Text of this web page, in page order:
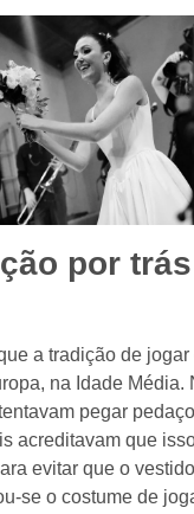
por
a tradição de jogar
na Idade Média.
pegar
acreditavam que
evitar que o
se o costume de